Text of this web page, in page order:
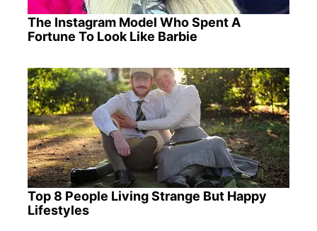
The Instagram Model Who Spent A
Fortune To Look Like Barbie
Top 8 People Living Strange But Happy
Lifestyles